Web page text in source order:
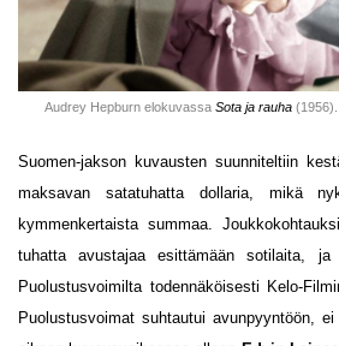
Audrey Hepburn elokuvassa Sota ja rauha
Suomen-jakson kuvausten suunniteltiin
maksavan satatuhatta dollaria, mikä
kymmenkertaista summaa.
tuhatta avustajaa esittämään sotilaita,
Puolustusvoimilta todennäköisesti Kelo-
Puolustusvoimat suhtautui avunpyyntöön,